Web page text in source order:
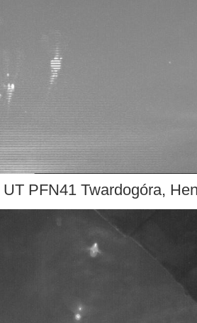
PFN41 Twardogóra,